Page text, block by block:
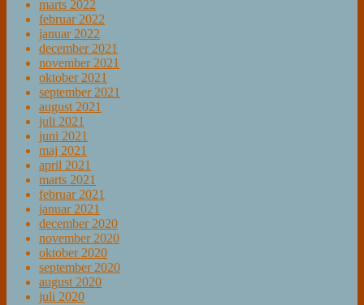
marts 2022
februar 2022
januar 2022
december 2021
november 2021
oktober 2021
september 2021
august 2021
juli 2021
juni 2021
maj 2021
april 2021
marts 2021
februar 2021
januar 2021
december 2020
november 2020
oktober 2020
september 2020
august 2020
juli 2020